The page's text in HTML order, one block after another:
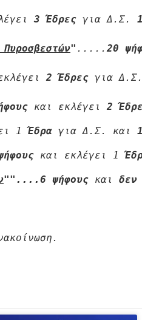
3 Έδρες για Δ.Σ. 1
" .....20
2 Έδρες για
και εκλέγει 2
1 Έδρα για Δ.Σ. και 1
και εκλέγει 1
""....6 ψήφους και δεν